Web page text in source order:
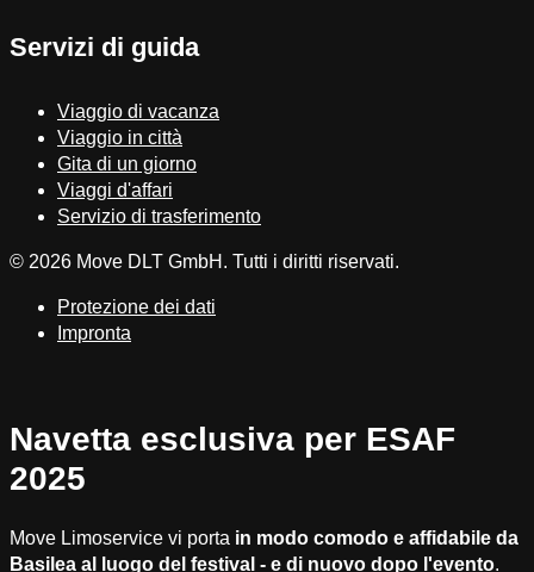
Servizi di guida
Viaggio di vacanza
Viaggio in città
Gita di un giorno
Viaggi d'affari
Servizio di trasferimento
© 2026 Move DLT GmbH. Tutti i diritti riservati.
Protezione dei dati
Impronta
Navetta esclusiva per ESAF
2025
Move Limoservice vi porta in modo comodo e affidabile da
Basilea al luogo del festival - e di nuovo dopo l'evento.